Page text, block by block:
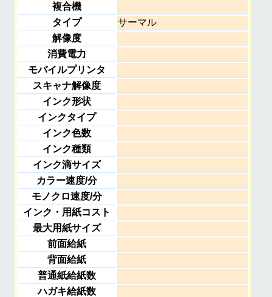
複合機
タイプ
サーマル
解像度
消費電力
モバイルプリンタ
スキャナ解像度
インク形状
インクタイプ
インク色数
インク種類
インク滴サイズ
カラー速度/分
モノクロ速度/分
インク・用紙コスト
最大用紙サイズ
前面給紙
背面給紙
普通紙給紙数
ハガキ給紙数